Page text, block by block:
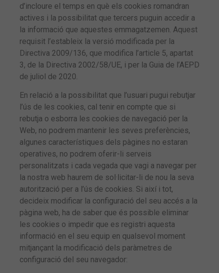
d’incloure el temps en què els cookies romandran
actives i la possibilitat que tercers puguin accedir a
la informació que aquestes emmagatzemen. Aquest
requisit l’estableix la versió modificada per la
Directiva 2009/136, que modifica l’article 5, apartat
3, de la Directiva 2002/58/UE, i per la Guia de l’AEPD
de juliol de 2020.
En relació a la possibilitat que l’usuari pugui rebutjar
l’ús de les cookies, cal tenir en compte que si
rebutja o esborra les cookies de navegació per la
Web, no podrem mantenir les seves preferències,
algunes característiques dels pàgines no estaran
operatives, no podrem oferir-li serveis
personalitzats i cada vegada que vagi a navegar per
la nostra web haurem de sol·licitar-li de nou la seva
autorització per a l’ús de cookies. Si així i tot,
decideix modificar la configuració del seu accés a la
pàgina web, ha de saber que és possible eliminar
les cookies o impedir que es registri aquesta
informació en el seu equip en qualsevol moment
mitjançant la modificació dels paràmetres de
configuració del seu navegador: